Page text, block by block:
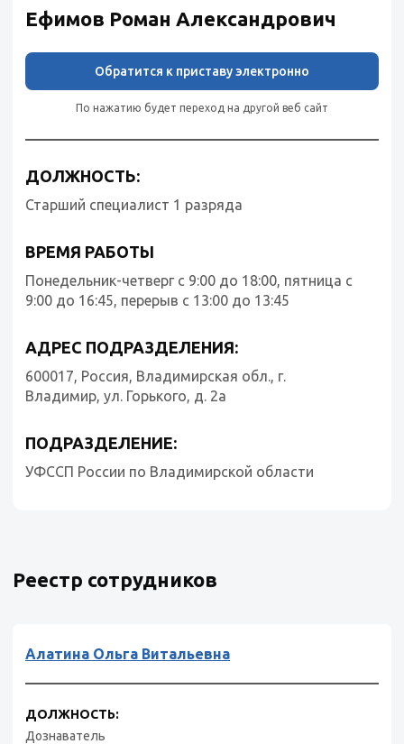
Ефимов Роман Александрович
Обратится к приставу электронно
По нажатию будет переход на другой веб сайт
ДОЛЖНОСТЬ:
Старший специалист 1 разряда
ВРЕМЯ РАБОТЫ
Понедельник-четверг с 9:00 до 18:00, пятница с
9:00 до 16:45, перерыв с 13:00 до 13:45
АДРЕС ПОДРАЗДЕЛЕНИЯ:
600017, Россия, Владимирская обл., г.
Владимир, ул. Горького, д. 2а
ПОДРАЗДЕЛЕНИЕ:
УФССП России по Владимирской области
Реестр сотрудников
Алатина Ольга Витальевна
ДОЛЖНОСТЬ:
Дознаватель